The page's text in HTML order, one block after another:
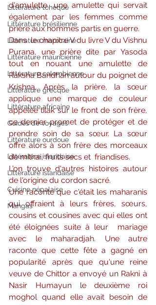
Littérature tchèque
Littérature brésilienne
Littérature marocaine
Littérature mauricienne
Littérature colombienne
Littérature grecque
Littérature africaine
Guides de voyages
Littérature ourdoue
Littérature islandaise
Littérature islandaise
Cuisine népalaise
Mangas
d'amulette, une amulette qui servait
également par les femmes comme
prière aux hommes partis en guerre.
Dans  le chapitre V du livre V du Vishnu
Purana, une prière dite par Yasoda
tout en nouant une amulette de
Raksha Bandhan autour du poignet de
Krishna. Après la prière, la sœur
applique une marque de couleur
appelée tilak sur le front de son frère,
ce dernier promet de protéger et de
prendre soin de sa sœur. La sœur
offre alors à son frère des morceaux
de mithai, fruits secs et  friandises.
L'on trouve d'autres histoires autour
de l'origine du cordon sacré.
Une raconte que c'était les maharanis
qui offraient à leurs frères, sœurs,
cousins et cousines avec qui elles ont
été éloignées suite à leur  mariage
avec le maharadjah. Une autre
raconte que cette fête a gagné en
popularité après que qu'une reine
veuve de Chittor a envoyé un Rakni à
Nasir Humayun le deuxième roi
moghol quand elle avait besoin de